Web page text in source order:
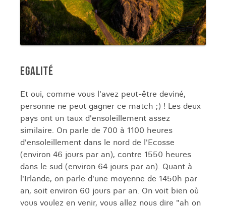
EGALITÉ
Et oui, comme vous l'avez peut-être deviné,
personne ne peut gagner ce match ;) ! Les deux
pays ont un taux d'ensoleillement assez
similaire. On parle de 700 à 1100 heures
d'ensoleillement dans le nord de l'Ecosse
(environ 46 jours par an), contre 1550 heures
dans le sud (environ 64 jours par an). Quant à
l'Irlande, on parle d'une moyenne de 1450h par
an, soit environ 60 jours par an. On voit bien où
vous voulez en venir, vous allez nous dire "ah on